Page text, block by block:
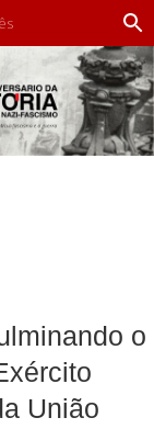
P
r
o
c
u
r
a
o
União